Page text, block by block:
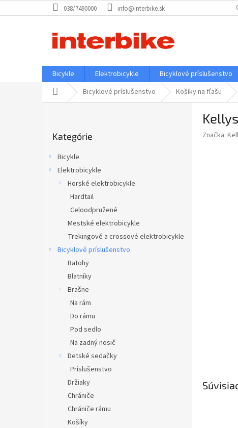
na
038/7490000 info@interbike.sk
Bicykle Elektrobicykle Bicyklové príslušenstvo
DomovBicyklové príslušenstvo Košíky na fľašu
kategórie
Kategórie
Bicykle
Elektrobicykle
Horské elektrobicykle
Hardtail
Celoodpružené
Mestské elektrobicykle
Trekingové a crossové elektrobicykle
Bicyklové príslušenstvo
Batohy
Blatníky
Brašne
Na rám
Do rámu
Pod sedlo
Na zadný nosič
Detské sedačky
Príslušenstvo
Držiaky
Chrániče
Chrániče rámu
Košíky
Značka: